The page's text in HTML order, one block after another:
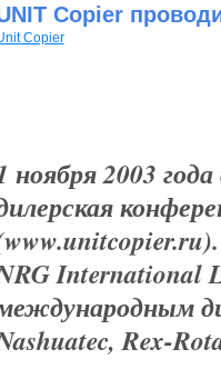
Copier
Copier
ноября 2003
International
Rex-